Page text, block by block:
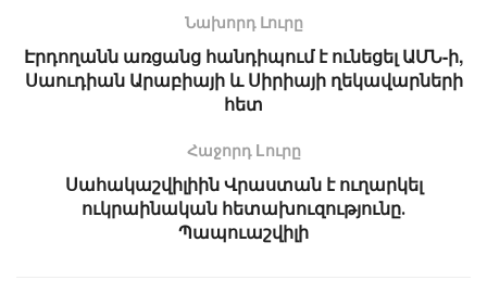
Նախորդ Լուրը
Էրդողանն առցանց հանդիպում է ունեցել ԱՄՆ-ի,
Սաուդիան Արաբիայի և Սիրիայի ղեկավարների
հետ
Հաջորդ Lուրը
Սահակաշվիլիին Վրաստան է ուղարկել
ուկրաինական հետախուզությունը․
Պապուաշվիլի